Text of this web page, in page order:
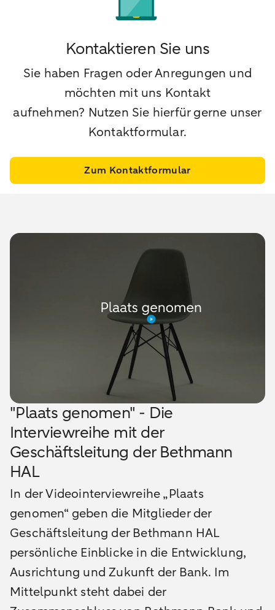
Kontaktieren Sie uns
Sie haben Fragen oder Anregungen und
möchten mit uns Kontakt
aufnehmen? Nutzen Sie hierfür gerne unser
Kontaktformular.
Zum Kontaktformular
"Plaats genomen" - Die
Interviewreihe mit der
Geschäftsleitung der Bethmann
HAL
In der Videointerviewreihe „Plaats
genomen“ geben die Mitglieder der
Geschäftsleitung der Bethmann HAL
persönliche Einblicke in die Entwicklung,
Ausrichtung und Zukunft der Bank. Im
Mittelpunkt steht dabei der